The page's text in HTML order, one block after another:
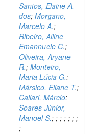
Santos, Elaine A.
dos; Morgano,
Marcelo A.;
Ribeiro, Alline
Emannuele C.;
Oliveira, Aryane
R.; Monteiro,
Maria Lúcia G.;
Mársico, Eliane T.;
Caliari, Márcio;
Soares Júnior,
Manoel S.; ; ; ; ; ; ;
;